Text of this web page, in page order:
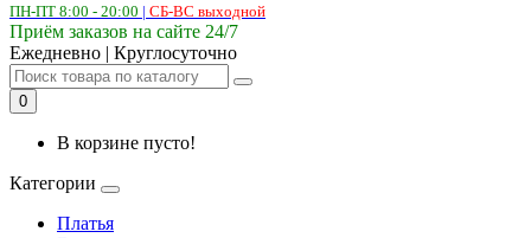
ПН-ПТ 8:00 - 20:00 | СБ-ВС выходной
Приём заказов на сайте 24/7
Ежедневно | Круглосуточно
0
В корзине пусто!
Категории
Платья